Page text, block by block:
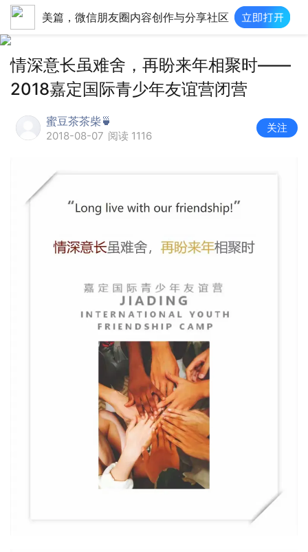
美篇，微信朋友圈内容创作与分享社区
情深意长虽难舍，再盼来年相聚时——
2018嘉定国际青少年友谊营闭营
蜜豆茶茶柴🍵
2018-08-07 阅读 1116
关注